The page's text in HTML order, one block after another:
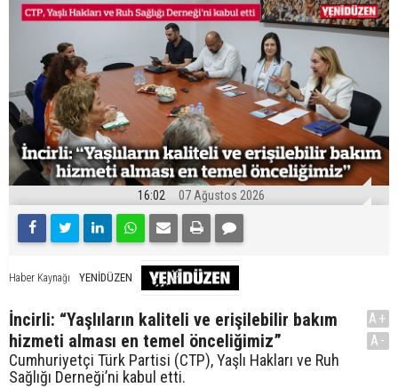
16:02 07 Ağustos 2026
Haber Kaynağı YENİDÜZEN
İncirli: “Yaşlıların kaliteli ve erişilebilir bakım
hizmeti alması en temel önceliğimiz”
Cumhuriyetçi Türk Partisi (CTP), Yaşlı Hakları ve Ruh
Sağlığı Derneği’ni kabul etti.
A+
A-